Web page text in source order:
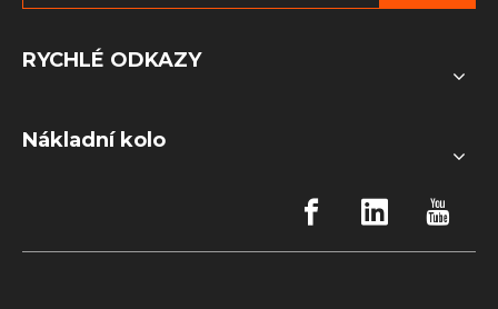
RYCHLÉ ODKAZY
Nákladní kolo